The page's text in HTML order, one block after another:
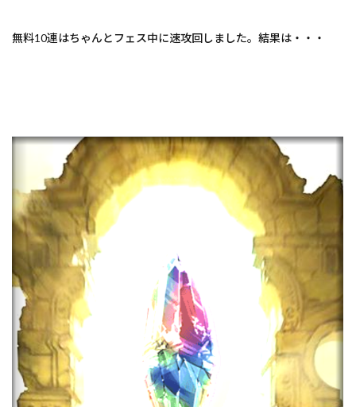
無料10連はちゃんとフェス中に速攻回しました。結果は・・・